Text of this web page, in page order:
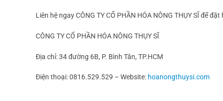
Liên hệ ngay CÔNG TY CỔ PHẦN HÓA NÔNG THỤY SĨ để
CÔNG TY CỔ PHẦN HÓA NÔNG THỤY SĨ
Địa chỉ: 34 đường 6B, P. Bình Tân, TP.HCM
Điện thoại: 0816.529.529 – Website: hoanongthuysi.com